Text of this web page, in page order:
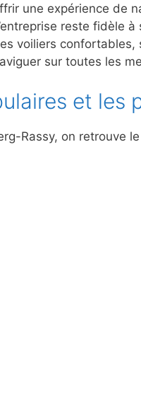
une expérience de
reste fidèle
voiliers confortables,
sur toutes les
et les
Rassy, on retrouve le